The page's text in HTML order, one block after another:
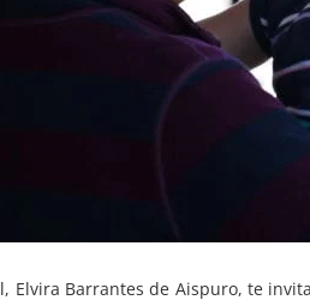
Elvira Barrantes de Aispuro, te